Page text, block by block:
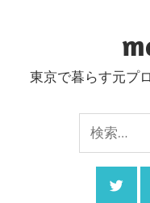
ン
東京で暮らす元プ
索: